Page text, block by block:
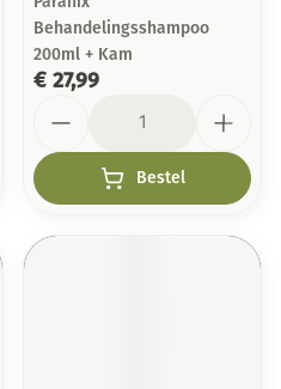
Behandelingsshampoo
200ml + Kam
€ 27,99
Bestel